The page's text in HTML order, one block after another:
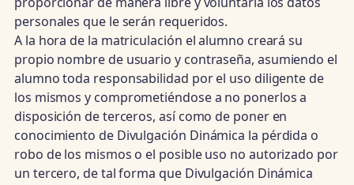
personales que le serán requeridos.
A la hora de la matriculación el alumno creará su
propio nombre de usuario y contraseña, asumiendo el
alumno toda responsabilidad por el uso diligente de
los mismos y comprometiéndose a no ponerlos a
disposición de terceros, así como de poner en
conocimiento de Divulgación Dinámica la pérdida o
robo de los mismos o el posible uso no autorizado por
un tercero, de tal forma que Divulgación Dinámica